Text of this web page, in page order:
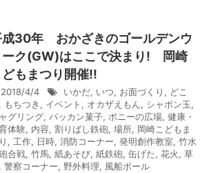
成30年 おかざきのゴールデンウ
ーク(GW)はここで決まり! 岡崎
どもまつり開催!!
2018/4/4 いかだ, いつ, お面づくり , どこ
, もちつき , イベント , オカザえもん, シャボン玉,
グリング, パッカン菓子, ポニーの広場, 健康・
体験, 内容, 割りばし鉄砲, 場所, 岡崎こどもま
, 工作, 日時, 消防コーナー, 発明創作教室, 竹水
合戦, 竹馬, 紙あそび, 紙鉄砲, 缶げた, 花火, 草
, 警察コーナー, 野外料理, 風船ボール